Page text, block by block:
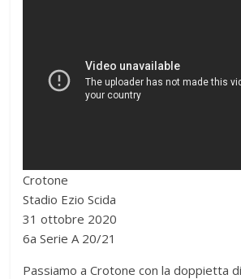
Crotone
Stadio Ezio Scida
31 ottobre 2020
6a Serie A 20/21
Passiamo a Crotone con la doppietta